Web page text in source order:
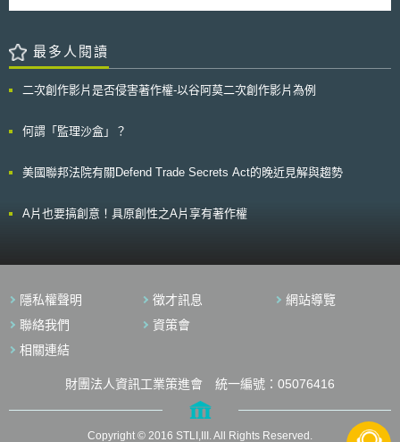
島及偏遠地區；3. 對於病況穩定之病患，在確保緊急對應處理及聯絡體制
下，以「別表」列舉適用之慢性疾病（例如：居家氧氣治療病患）為對象。
但是本來只是例式規定的「非初診」「離島及偏遠地區」、「特定慢性疾
厚生勞動省事務連絡），明確非初診、離島及偏遠地區、「別表」所列舉之
直接為親自診療有困難時，基於病患要求下充分考量病患有利條件下，依據
九種病患對象為，居家氧氣治療病患、居家罕見疾病病患、居家糖尿病患、
之適用對象範圍大為擴大，因此日本醫療院所積極整備資通訊設備環境。同
險診療報酬，提高遠距醫療之醫療服務給付項目與支付標準，使得利用遠距
前述2015年通知之內容，對於適用對象與診療內容，尚有不明確之處，因
此邀集醫療、法學、遠距醫療專門等12名專家成立研究委員會，以訂定明確
適用規則，防止未來對於病患造成不利益之判斷。
含了幾個項目，其一是透過機器學習掃描平台中可能的仿冒商品，並依據廠
商品的工具，廠商無須向亞馬遜提出申訴即可自行下架盜版商品；第三，透
過廠商在商品上放置特殊編碼，讓亞馬遜可以在出貨時就檢驗其是否為正
邀品牌參與，同時，即使亞馬遜宣稱會採取適當檢驗程序，但該計劃是否會
題，仍有待觀察。 除「零計劃」之外，今年(2019)年初 亞馬遜也擴大
廠商有責任將其施用在其指定的商品上，以一方面讓亞馬遜在出貨該商品時
APP掃描條碼來確認其商品是否為正品（此為零計劃中所未包含的功能）。
最多人閱讀
二次創作影片是否侵害著作權-以谷阿莫二次創作影片為例
何謂「監理沙盒」？
美國聯邦法院有關Defend Trade Secrets Act的晚近見解與趨勢
A片也要搞創意！具原創性之A片享有著作權
隱私權聲明 徵才訊息
網站導覽
聯絡我們
資策會
相關連結
財團法人資訊工業策進會 統一編號：05076416
Copyright © 2016 STLI,III. All Rights Reserved.